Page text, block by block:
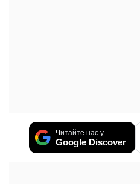
Читайте нас у
Google Discover